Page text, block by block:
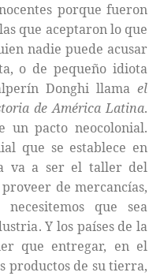
porque fueron
que aceptaron lo que
nadie puede acusar
o de pequeño idiota
Donghi llama el
de América Latina.
un pacto neocolonial.
que se establece en
va a ser el taller del
de mercancías,
que sea
Y los países de la
que entregar, en el
productos de su tierra,